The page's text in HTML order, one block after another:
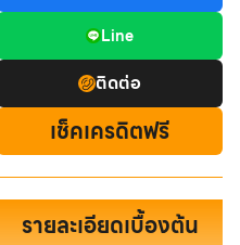
Line
ติดต่อ
เช็คเครดิตฟรี
รายละเอียดเบื้องต้น